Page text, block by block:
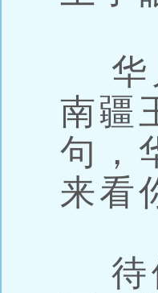
华
南疆
句，
来看
待